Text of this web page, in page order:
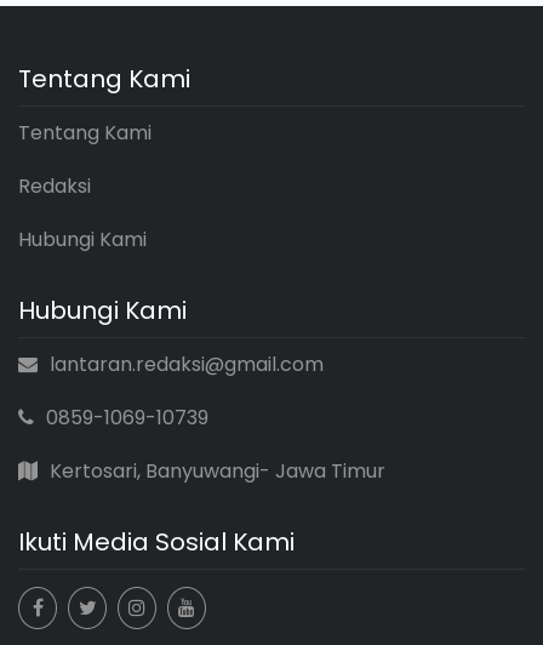
Tentang Kami
Tentang Kami
Redaksi
Hubungi Kami
Hubungi Kami
lantaran.redaksi@gmail.com
0859-1069-10739
Kertosari, Banyuwangi- Jawa Timur
Ikuti Media Sosial Kami